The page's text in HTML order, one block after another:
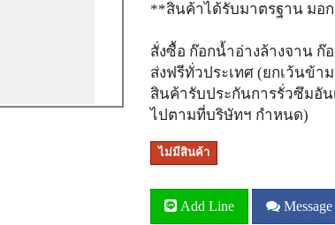
**สินค้าได้รับมาตรฐาน มอก
สั่งซื้อ ก๊อกน้ำอ่างล้างจาน ก๊
ส่งฟรีทั่วประเทศ (ยกเว้นข้าม
สินค้ารับประกันการรั่วซึมอัน
ไปตามที่บริษัทฯ กำหนด)
ไม่มีสินค้า
Add Line Message